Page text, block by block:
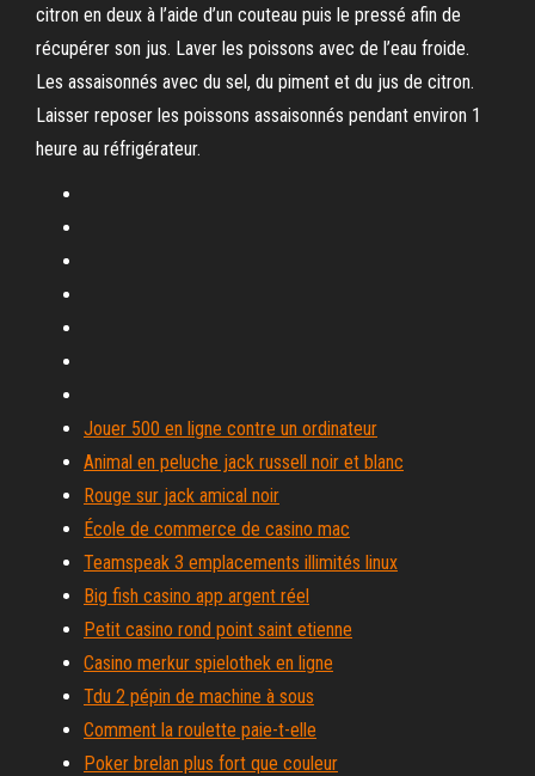
citron en deux à l’aide d’un couteau puis le pressé afin de
récupérer son jus. Laver les poissons avec de l’eau froide.
Les assaisonnés avec du sel, du piment et du jus de citron.
Laisser reposer les poissons assaisonnés pendant environ 1
heure au réfrigérateur.
Jouer 500 en ligne contre un ordinateur
Animal en peluche jack russell noir et blanc
Rouge sur jack amical noir
École de commerce de casino mac
Teamspeak 3 emplacements illimités linux
Big fish casino app argent réel
Petit casino rond point saint etienne
Casino merkur spielothek en ligne
Tdu 2 pépin de machine à sous
Comment la roulette paie-t-elle
Poker brelan plus fort que couleur